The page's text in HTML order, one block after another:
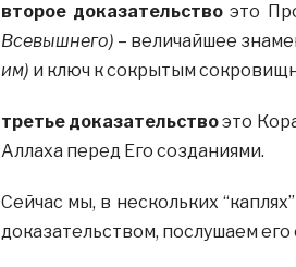
второе доказательство это
Всевышнего) – величайшее
им) и ключ к сокрытым
третье доказательствоэто
Аллаха перед Его созданиями.
Сейчас мы, в нескольких
доказательством, послушаем его